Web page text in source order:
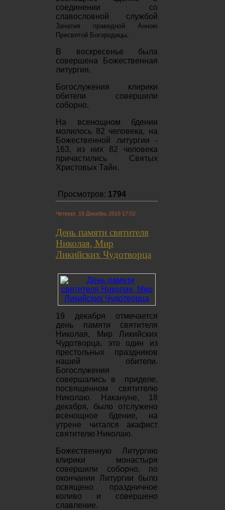
соединении со
славословной службой
Зачатия праведной Анною
Пресвятой Богородицы.
В воскресенье была
совершена Божественная
литургия.
Богослужения клирики
обители совершили
соборно.
На всенощном бдении
молилось 82 человека, на
Божественной литургии -
163, из них 82 человека
причастились Святых
Христовых Тайн.
Просмотров: 1794
Четверг, 19 Декабрь 2019 17:02
День памяти святителя
Николая, Мир
Ликийских Чудотворца
19 декабря отмечается
день памяти святителя
Николая, Мир Ликийских
Чудотворца, это один из
престольных праздников
нашей обители.
Богослужения
совершались в приделе,
посвященном святителю
Николаю. Накануне, 18
декабря, было отслужено
всенощное бдение, на
утрене читался акафист
святителю Николаю.
Божественную Литургию
клирики монастыря
совершили соборно, по
окончании Литургии было
освящено праздничное
коливо и совершено
славление.